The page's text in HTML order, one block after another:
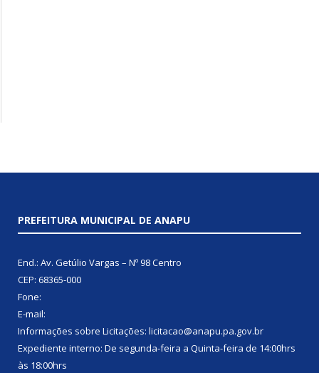
PREFEITURA MUNICIPAL DE ANAPU
End.: Av. Getúlio Vargas – Nº 98 Centro
CEP: 68365-000
Fone:
E-mail:
Informações sobre Licitações: licitacao@anapu.pa.gov.br
Expediente interno: De segunda-feira a Quinta-feira de 14:00hrs
às 18:00hrs